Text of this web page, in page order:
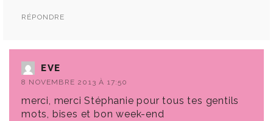
RÉPONDRE
EVE
8 NOVEMBRE 2013 À 17:50
merci, merci Stéphanie pour tous tes gentils
mots, bises et bon week-end